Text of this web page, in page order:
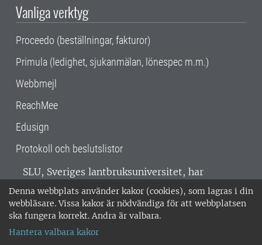
Denna webbplats använder kakor (cookies), som lagras i din
webbläsare. Vissa kakor är nödvändiga för att webbplatsen
ska fungera korrekt. Andra är valbara.
Hantera valbara kakor
Vanliga verktyg
Proceedo (beställningar, fakturor)
Primula (ledighet, sjukanmälan, lönespec m.m.)
Webbmejl
ReachMee
Edusign
Protokoll och beslutslistor
SLU, Sveriges lantbruksuniversitet, har
verksamhet över hela Sverige. Huvudorter är
Alnarp, Uppsala och Umeå.SLU är
miljöcertifierat enligt ISO 14001. •
018-67 10 00 • Org nr: 202100-2817 •